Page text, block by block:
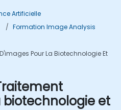
Artificielle
Formation Image Analysis
Pour La Biotechnologie Et
et